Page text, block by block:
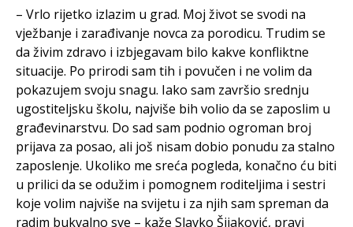
– Vrlo rijetko izlazim u grad. Moj život se svodi na
vježbanje i zarađivanje novca za porodicu. Trudim se
da živim zdravo i izbjegavam bilo kakve konfliktne
situacije. Po prirodi sam tih i povučen i ne volim da
pokazujem svoju snagu. Iako sam završio srednju
ugostiteljsku školu, najviše bih volio da se zaposlim u
građevinarstvu. Do sad sam podnio ogroman broj
prijava za posao, ali još nisam dobio ponudu za stalno
zaposlenje. Ukoliko me sreća pogleda, konačno ću biti
u prilici da se odužim i pomognem roditeljima i sestri
koje volim najviše na svijetu i za njih sam spreman da
radim bukvalno sve – kaže Slavko Šijaković, pravi